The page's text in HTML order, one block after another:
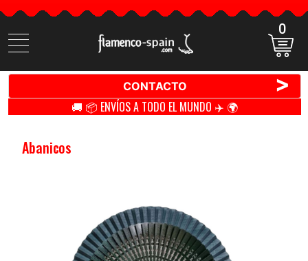
Buscar
productos
0
CONTACTO >
🚚 📦 ENVÍOS A TODO EL MUNDO ✈️ 🌍
Abanicos